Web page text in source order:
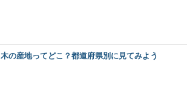
したい6つのこと
森林浴発祥の地”であり木曽桧の美林が広がる、長野県の
木の産地ってどこ？都道府県別に見てみよう